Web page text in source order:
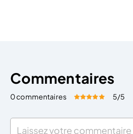
Commentaires
0 commentaires Évaluez cet article:
5/5